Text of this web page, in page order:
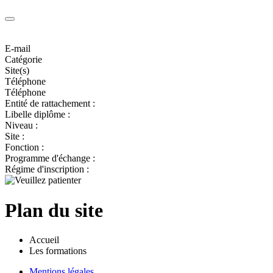
E-mail
Catégorie
Site(s)
Téléphone
Téléphone
Entité de rattachement :
Libelle diplôme :
Niveau :
Site :
Fonction :
Programme d'échange :
Régime d'inscription :
Plan du site
Accueil
Les formations